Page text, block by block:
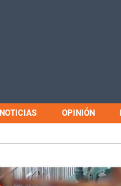
NOTICIAS OPINIÓN